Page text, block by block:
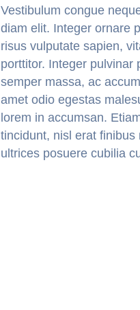
Vestibulum congue
diam elit. Integer ornare
risus vulputate sapien,
porttitor. Integer pulvinar
semper massa, ac
amet odio egestas
lorem in accumsan.
tincidunt, nisl erat
ultrices posuere cubilia